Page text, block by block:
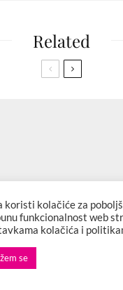
Related
koristi kolačiće za
funkcionalnost web
kolačića i
se